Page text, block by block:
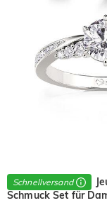
Schnellversand
Schmuck Set für